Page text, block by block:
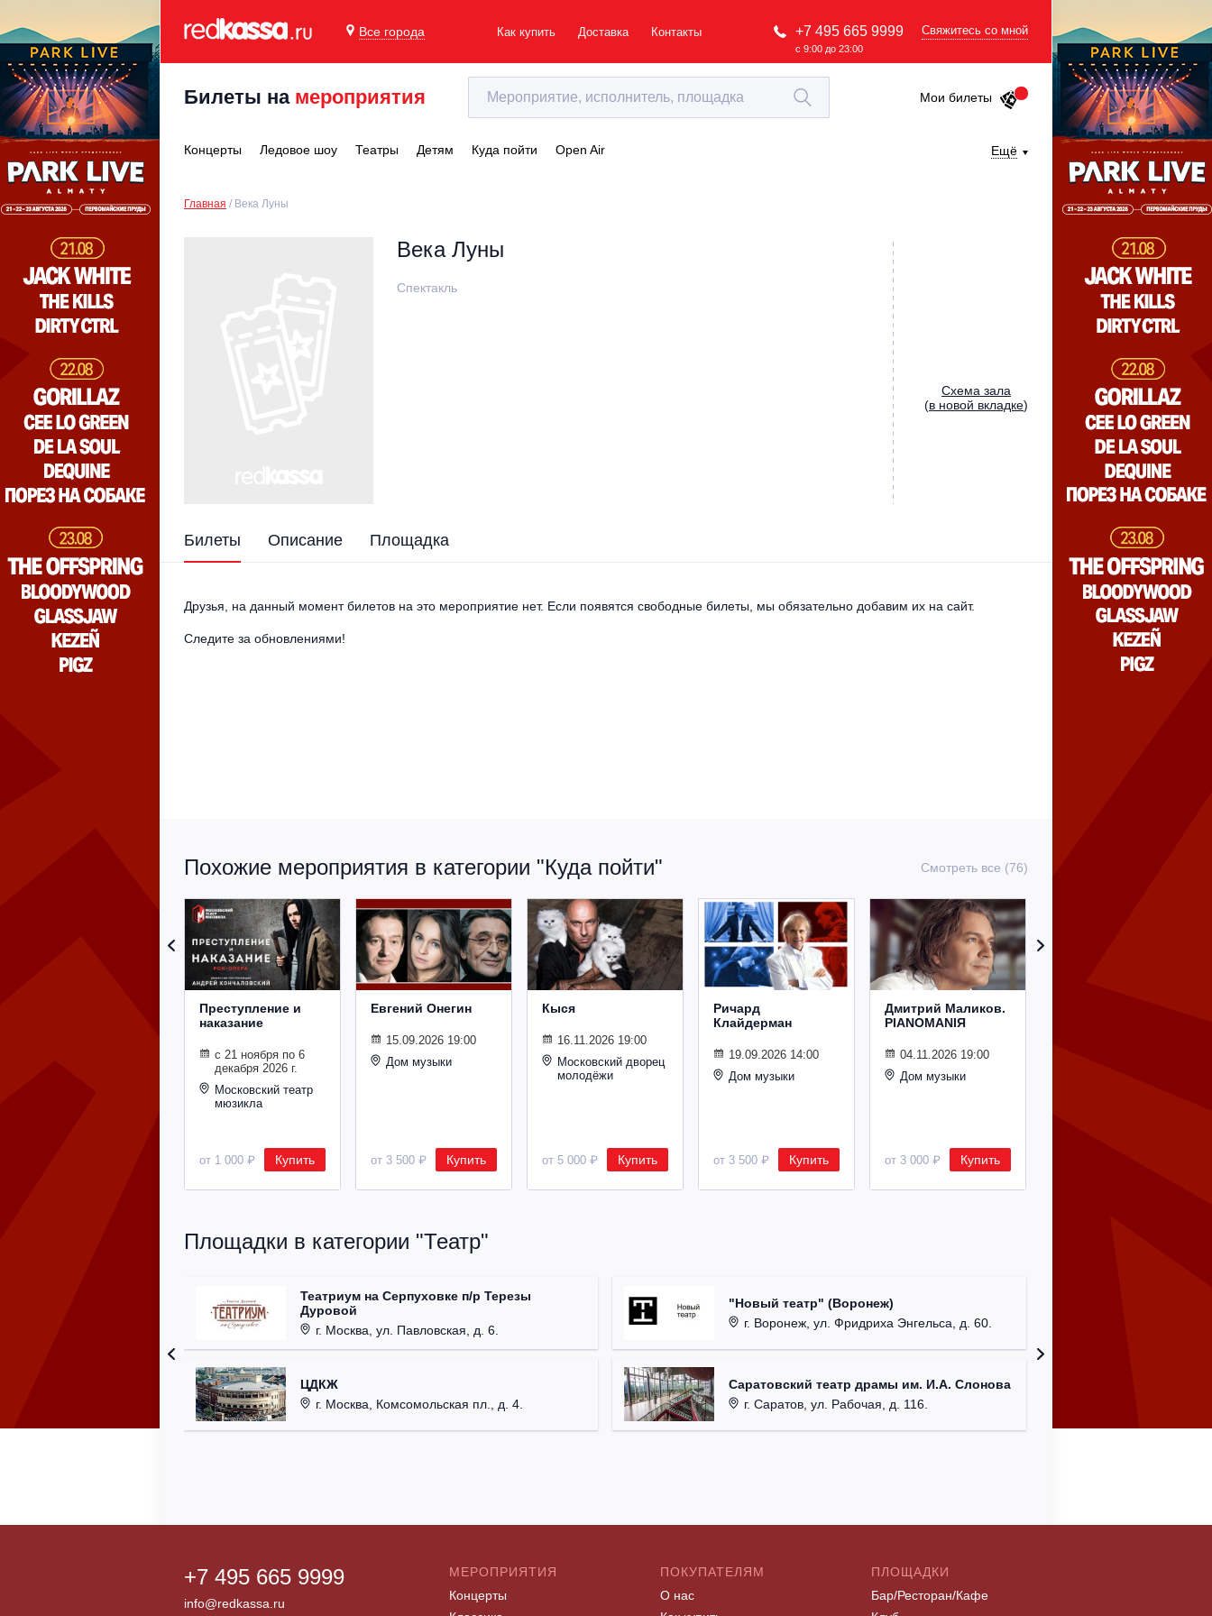
Все города Как купить Доставка Контакты +7 495 665 9999
с 9:00 до 23:00
Свяжитесь со мной
Билеты на мероприятия Мои билеты
Концерты Ледовое шоу Театры Детям Куда пойти Open Air Ещё
Главная Века Луны
Века Луны
Спектакль
Cхема зала
(в новой вкладке)
Билеты Описание Площадка
Друзья, на данный момент билетов на это мероприятие нет. Если появятся свободные билеты, мы обязательно добавим их на сайт.
Следите за обновлениями!
Похожие мероприятия в категории "Куда пойти" Смотреть все (76)
Преступление и
наказание
с 21 ноября по 6
декабря 2026 г.
Московский театр
мюзикла
от 1 000 ₽ Купить
Евгений Онегин
15.09.2026 19:00
Дом музыки
от 3 500 ₽ Купить
Кыся
16.11.2026 19:00
Московский дворец
молодёжи
от 5 000 ₽ Купить
Ричард
Клайдерман
19.09.2026 14:00
Дом музыки
от 3 500 ₽ Купить
Дмитрий Маликов.
PIANOMANIЯ
04.11.2026 19:00
Дом музыки
от 3 000 ₽ Купить
Площадки в категории "Театр"
Театриум на Серпуховке п/р Терезы
Дуровой
г. Москва, ул. Павловская, д. 6.
ЦДКЖ
г. Москва, Комсомольская пл., д. 4.
"Новый театр" (Воронеж)
г. Воронеж, ул. Фридриха Энгельса, д. 60.
Саратовский театр драмы им. И.А. Слонова
г. Саратов, ул. Рабочая, д. 116.
+7 495 665 9999
info@redkassa.ru
МЕРОПРИЯТИЯ
Концерты
ПОКУПАТЕЛЯМ
О нас
ПЛОЩАДКИ
Бар/Ресторан/Кафе